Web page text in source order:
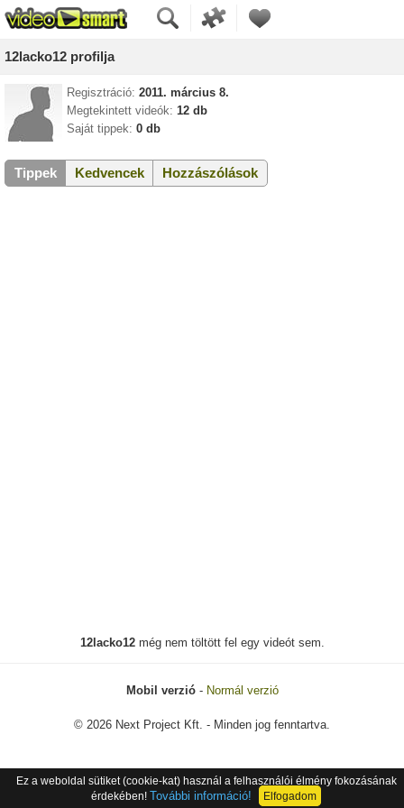
12lacko12 profilja
Regisztráció: 2011. március 8.
Megtekintett videók: 12 db
Saját tippek: 0 db
Tippek Kedvencek Hozzászólások
12lacko12még nem töltött fel egy videót sem.
Mobil verzió- Normál verzió
© 2026 Next Project Kft. - Minden jog fenntartva.
Ez a weboldal sütiket (cookie-kat) használ a felhasználói élmény fokozásának
érdekében! További információ! Elfogadom